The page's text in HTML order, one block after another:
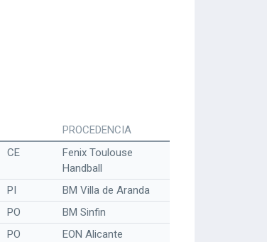
PROCEDENCIA
CE
Fenix Toulouse
Handball
PI
BM Villa de Aranda
PO
BM Sinfin
PO
EON Alicante